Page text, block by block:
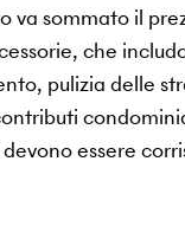
va sommato il
che
pulizia delle
essere